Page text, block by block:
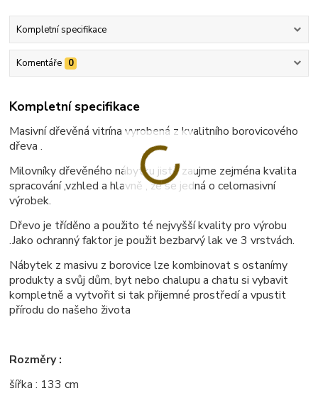
Kompletní specifikace
Komentáře 0
Kompletní specifikace
Masivní dřevěná vitrína vyrobená z kvalitního borovicového
dřeva .
Milovníky dřevěného nábytku jistě zaujme zejména kvalita
spracování ,vzhled a hlavně , že se jedná o celomasivní
výrobek.
Dřevo je tříděno a použito té nejvyšší kvality pro výrobu
.Jako ochranný faktor je použit bezbarvý lak ve 3 vrstvách.
Nábytek z masivu z borovice lze kombinovat s ostanímy
produkty a svůj dům, byt nebo chalupu a chatu si vybavit
kompletně a vytvořit si tak přijemné prostředí a vpustit
přírodu do našeho života
Rozměry :
šířka : 133 cm